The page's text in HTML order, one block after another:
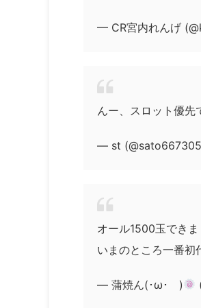
— CR宮内れんげ
んー、スロット優先
— st
オール1500玉でき
いまのところ一番初
— 蒲焼ん(･ω･ )